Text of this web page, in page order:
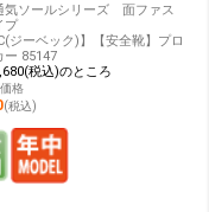
気ソールシリーズ 面ファス
プ
ジーベック)】【安全靴】プロ
ー 85147
税込)のところ
格
(税込)